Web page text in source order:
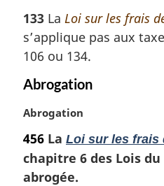
t
e
m
r
i
a
l
e
133 La Loi sur les frais
s’applique pas aux
106 ou 134.
Abrogation
N
t
e
m
Abrogation
456 La Loi sur les frais
chapitre 6 des Lois du
abrogée.